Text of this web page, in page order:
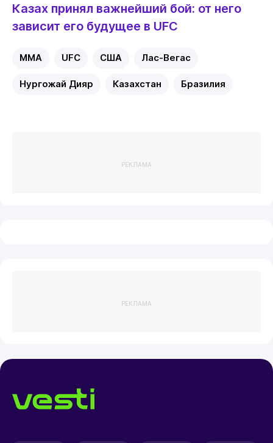
Казах принял важнейший бой: от него
зависит его будущее в UFC
MMA UFC США Лас-Вегас
Нургожай Дияр Казахстан Бразилия
РЕКЛАМА
РЕКЛАМА